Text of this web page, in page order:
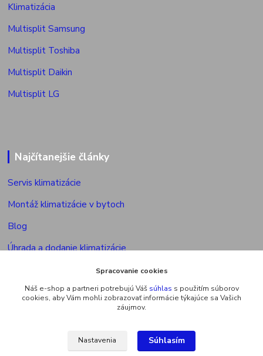
Klimatizácia
Multisplit Samsung
Multisplit Toshiba
Multisplit Daikin
Multisplit LG
Najčítanejšie články
Servis klimatizácie
Montáž klimatizácie v bytoch
Blog
Úhrada a dodanie klimatizácie
Povolenie na montáž klimatizácie
Výkon vonkajšej jed. multisplitu
Upravit sběr cookies.
Spracovanie cookies
Náš e-shop a partneri potrebujú Váš súhlas s použitím súborov
cookies, aby Vám mohli zobrazovať informácie týkajúce sa Vašich
záujmov.
Nastavenia Súhlasím